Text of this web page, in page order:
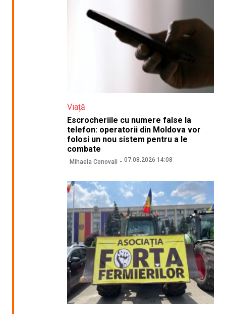
Viață
Escrocheriile cu numere false la
telefon: operatorii din Moldova vor
folosi un nou sistem pentru a le
combate
Mihaela Conovali 07.08.2026 14:08